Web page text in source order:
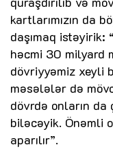
kartlarımızın da
daşımaq
həcmi 30 milyard
dövriyyəmiz xeyli
məsələlər də
dövrdə onların
biləcəyik. Önəmli
aparılır”.